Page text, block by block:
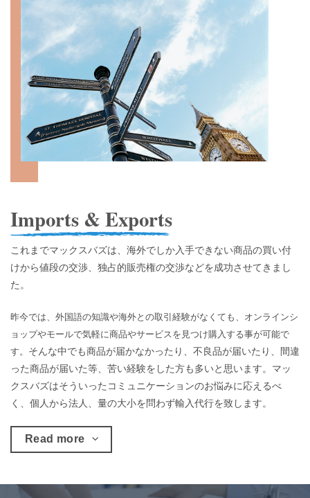
Imports & Exports
これまでマックスバズは、海外でしか入手できない商品の買い付
けから値段の交渉、独占的販売権の交渉などを成功させてきまし
た。
昨今では、外国語の知識や海外との取引経験がなくても、オンラインシ
ョップやモールで気軽に商品やサービスを見つけ購入する事が可能で
す。 そんな中でも商品が届かなかったり、不良品が届いたり、間違
った商品が届いた等、苦い経験をした方も多いと思います。マッ
クスバズはそういったコミュニケーションのお悩みに応えるべ
く、個人から法人、量の大小を問わず輸入代行を致します。
Read more